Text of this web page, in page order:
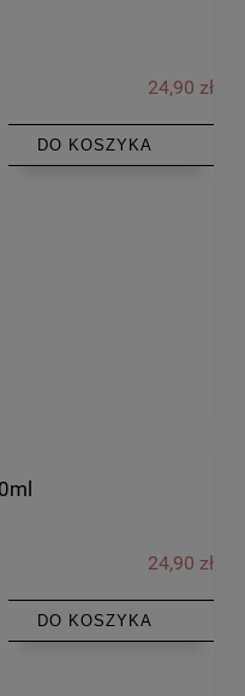
24,90 zł
DO KOSZYKA
24,90 zł
DO KOSZYKA